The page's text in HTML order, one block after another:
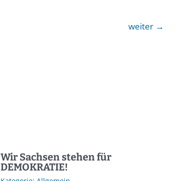
weiter →
Wir Sachsen stehen für
DEMOKRATIE!